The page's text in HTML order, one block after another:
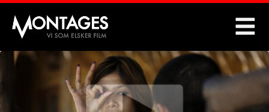
Montages